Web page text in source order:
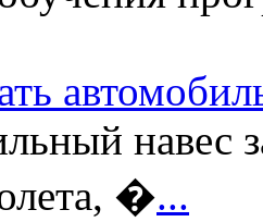
навес
�...